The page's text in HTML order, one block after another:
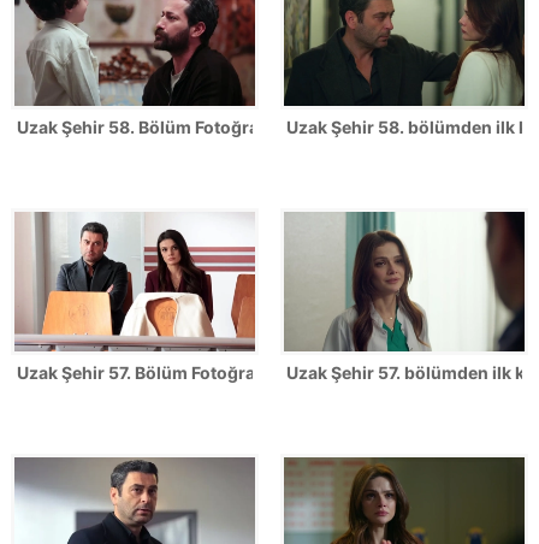
Uzak Şehir 58. Bölüm FotoğraflarıUzak Şehir 58. bölümden ilk
Uzak Şehir 57. Bölüm Fotoğrafları Uzak Şehir 57. bölümden ilk